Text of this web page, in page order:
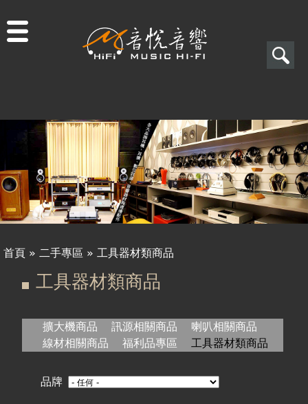
搜
表
單
搜
尋
您
首頁 » 二手專區 » 工具器材類商品
工具器材類商品
擴大機商品 訊源相關商品
喇叭相關商品
線材相關商品
福利品專區 工具器材類商品
品牌